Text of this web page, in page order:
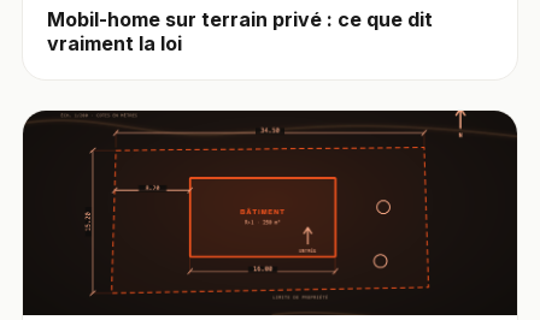
Mobil-home sur terrain privé : ce que dit
vraiment la loi